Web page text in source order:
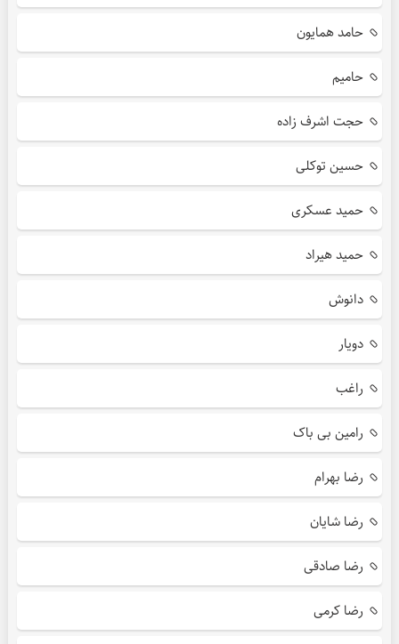
حامد همایون
حامیم
حجت اشرف زاده
حسین توکلی
حمید عسکری
حمید هیراد
دانوش
دویار
راغب
رامین بی باک
رضا بهرام
رضا شایان
رضا صادقی
رضا کرمی